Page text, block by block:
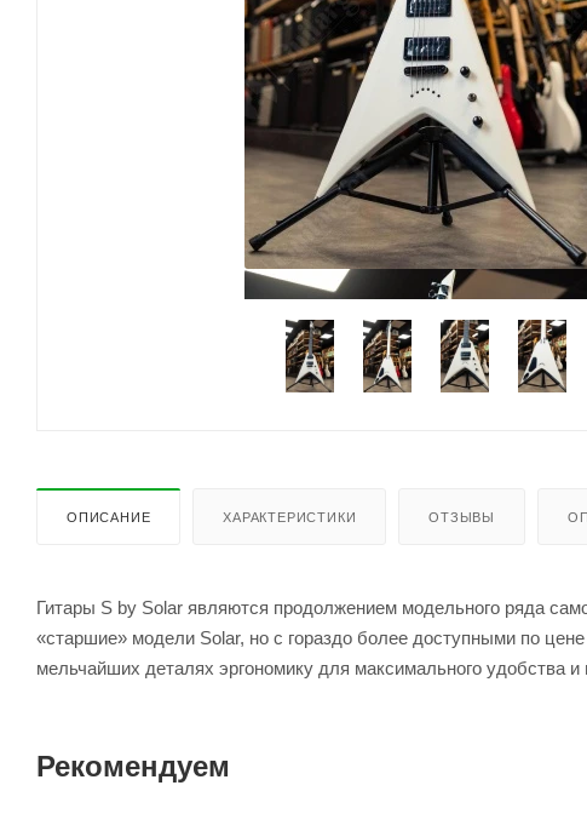
ОПИСАНИЕ ХАРАКТЕРИСТИКИ ОТЗЫВЫ
Гитары S by Solar являются продолжением модельного ряда
«старшие» модели Solar, но с гораздо более доступными по
мельчайших деталях эргономику для максимального удобства
Рекомендуем